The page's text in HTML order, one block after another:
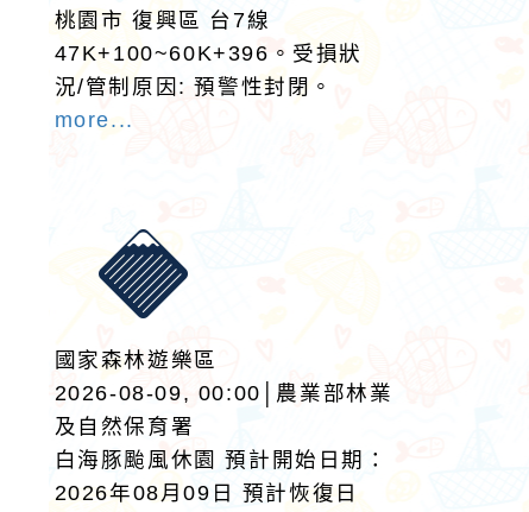
桃園市 復興區 台7線
47K+100~60K+396。受損狀
況/管制原因: 預警性封閉。
more...
國家森林遊樂區
2026-08-09, 00:00│農業部林業
及自然保育署
白海豚颱風休園 預計開始日期：
2026年08月09日 預計恢復日